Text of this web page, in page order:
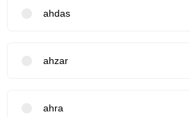
ahdas
ahzar
ahra